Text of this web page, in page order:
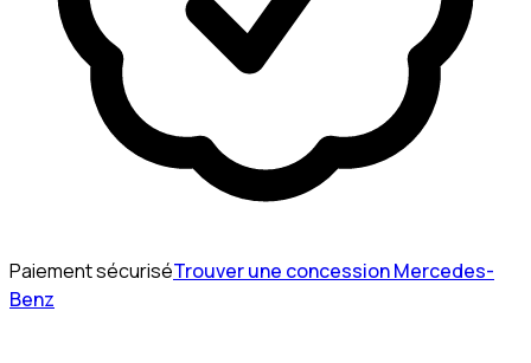
Paiement sécuriséTrouver une concession Mercedes-
Benz